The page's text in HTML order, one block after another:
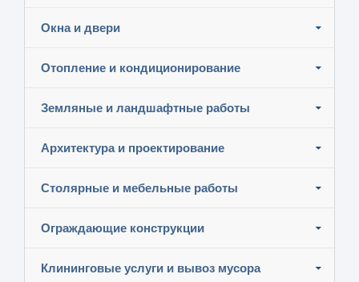
Окна и двери
Отопление и кондиционирование
Земляные и ландшафтные работы
Архитектура и проектирование
Столярные и мебельные работы
Ограждающие конструкции
Клининговые услуги и вывоз мусора